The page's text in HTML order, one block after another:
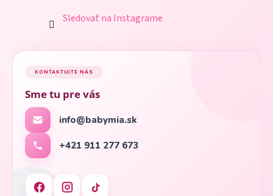
Sledovať na Instagrame
KONTAKTUJTE NÁS
Sme tu pre vás
info@babymia.sk
+421 911 277 673